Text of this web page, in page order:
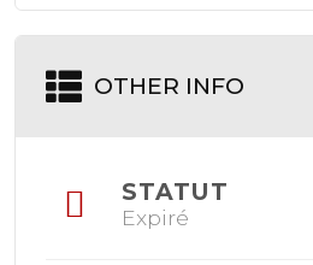
OTHER INFO
STATUT
Expiré